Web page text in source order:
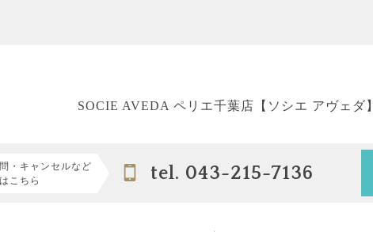
SOCIE AVEDA ペリエ千葉店【ソシエ アヴェダ】
・キャンセルなど
こちら
tel. 043-215-7136